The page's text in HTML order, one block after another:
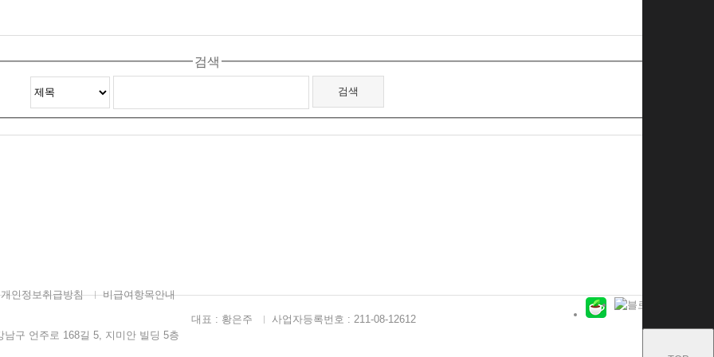
검색
개인정보취급방침 비급여항목안내
대표 : 황은주
사업자등록번호 : 211-08-12612
남구 언주로 168길 5, 지미안 빌딩 5층